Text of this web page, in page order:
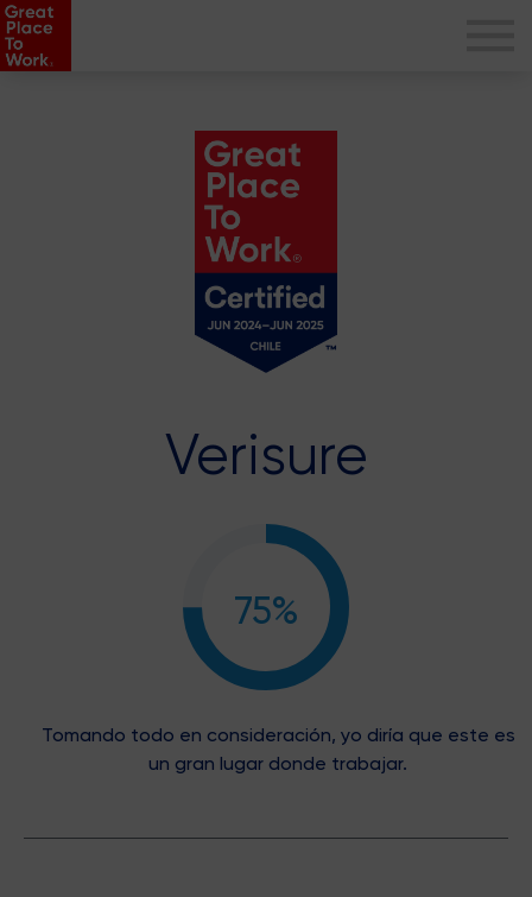
Verisure
75%
Tomando todo en consideración, yo diría que este es
un gran lugar donde trabajar.